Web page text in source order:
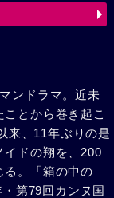
ンドラマ。近未
とから巻き起こ
来、11年ぶりの是
イドの翔を、200
る。「箱の中の
第79回カンヌ国